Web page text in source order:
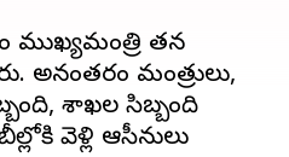
ముఖ్యమంత్రి తన
అనంతరం మంత్రులు,
శాఖల సిబ్బంది
వెళ్లి ఆసీనులు